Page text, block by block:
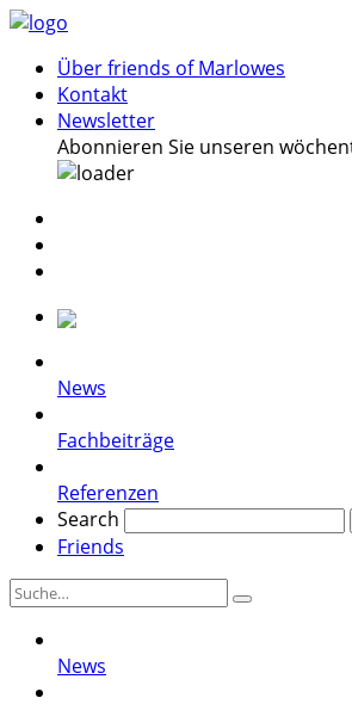
Über friends of Marlowes
Kontakt
Newsletter
Abonnieren Sie unseren
News
Fachbeiträge
Referenzen
Search
Friends
News